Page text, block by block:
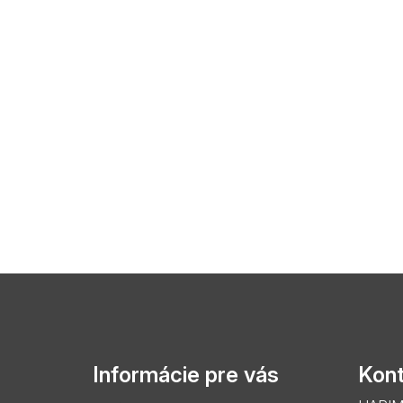
Informácie pre vás